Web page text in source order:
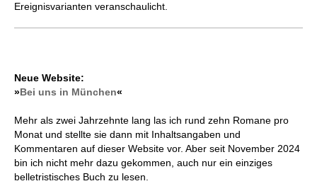
Ereignisvarianten veranschaulicht.
Neue Website:
»Bei uns in München«
Mehr als zwei Jahrzehnte lang las ich rund zehn Romane pro
Monat und stellte sie dann mit Inhaltsangaben und
Kommentaren auf dieser Website vor. Aber seit November 2024
bin ich nicht mehr dazu gekommen, auch nur ein einziges
belletristisches Buch zu lesen.